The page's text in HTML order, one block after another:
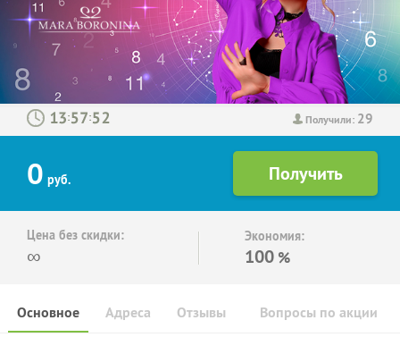
Получили: 29
: :
0 руб.
Цена без скидки:
∞
Экономия:
100 %
Основное Отзывы Вопросы по акции
Адреса